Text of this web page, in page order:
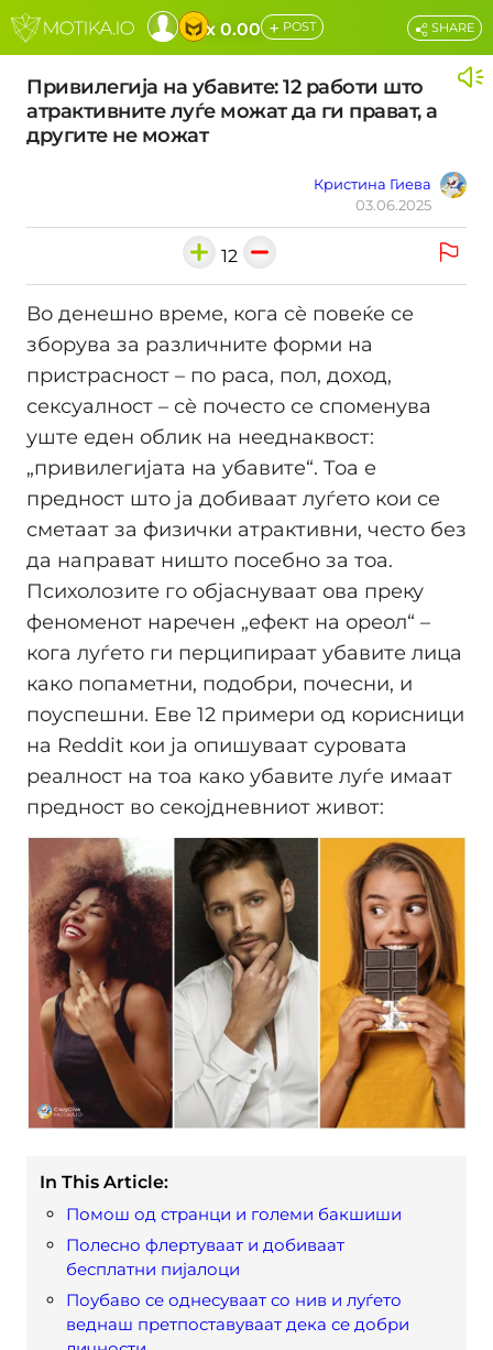
x 0.00 + POST
Привилегија на убавите: 12 работи што
атрактивните луѓе можат да ги прават, а
другите не можат
Кристина Гиева
03.06.2025
SHARE
12
Во денешно време, кога сè повеќе се
зборува за различните форми на
пристрасност – по раса, пол, доход,
сексуалност – сè почесто се споменува
уште еден облик на нееднаквост:
„привилегијата на убавите“. Тоа е
предност што ја добиваат луѓето кои се
сметаат за физички атрактивни, често без
да направат ништо посебно за тоа.
Психолозите го објаснуваат ова преку
феноменот наречен „ефект на ореол“ –
кога луѓето ги перципираат убавите лица
како попаметни, подобри, почесни, и
поуспешни. Еве 12 примери од корисници
на Reddit кои ја опишуваат суровата
реалност на тоа како убавите луѓе имаат
предност во секојдневниот живот:
In This Article:
Помош од странци и големи бакшиши
Полесно флертуваат и добиваат
бесплатни пијалоци
Поубаво се однесуваат со нив и луѓето
веднаш претпоставуваат дека се добри